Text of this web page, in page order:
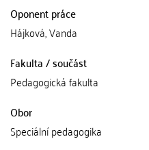
Oponent práce
Hájková, Vanda
Fakulta / součást
Pedagogická fakulta
Obor
Speciální pedagogika